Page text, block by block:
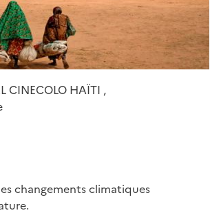
CINECOLO HAÏTI ,
changements climatiques